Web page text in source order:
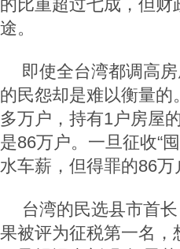
的比重超过七成，但
途。
即使全台湾都调高
的民怨却是难以衡量
多万户，持有1户房屋
是86万户。一旦征收“
水车薪，但得罪的86
台湾的民选县市首
果被评为征税第一名